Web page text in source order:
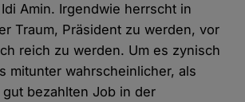
Amin. Irgendwie herrscht in
Traum, Präsident zu werden, vor
reich zu werden. Um es zynisch
mitunter wahrscheinlicher, als
bezahlten Job in der